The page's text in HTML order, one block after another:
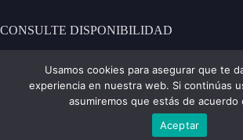
CONSULTE DISPONIBILIDAD
Usamos cookies para asegurar que te
experiencia en nuestra web. Si continúas
asumiremos que estás de acuerdo
Aceptar